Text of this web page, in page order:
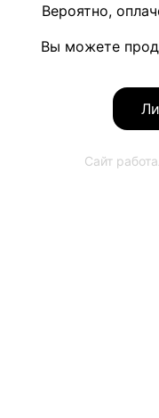
Вероятно,
Вы можете
Сайт